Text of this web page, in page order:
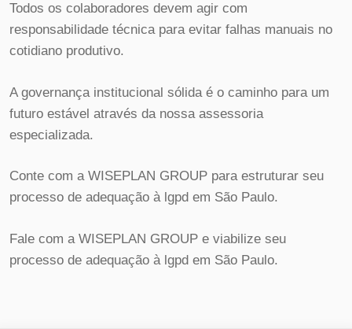
Todos os colaboradores devem agir com
responsabilidade técnica para evitar falhas manuais no
cotidiano produtivo.
A governança institucional sólida é o caminho para um
futuro estável através da nossa assessoria
especializada.
Conte com a WISEPLAN GROUP para estruturar seu
processo de adequação à lgpd em São Paulo.
Fale com a WISEPLAN GROUP e viabilize seu
processo de adequação à lgpd em São Paulo.